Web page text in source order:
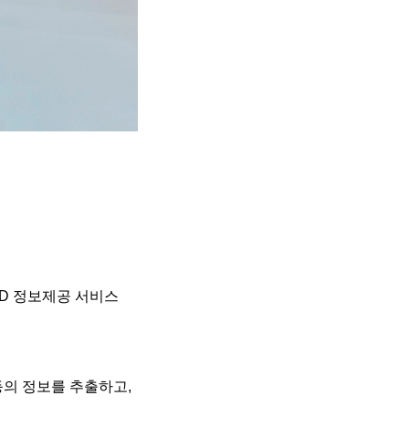
정보제공 서비스
정보를 추출하고,